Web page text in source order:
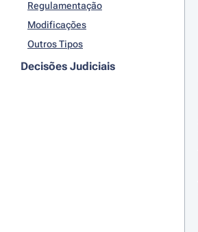
Regulamentação
Modificações
Outros Tipos
Decisões Judiciais